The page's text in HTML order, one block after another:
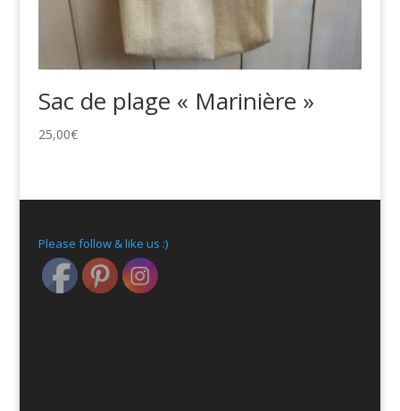
Sac de plage « Marinière »
25,00€
Please follow & like us :)